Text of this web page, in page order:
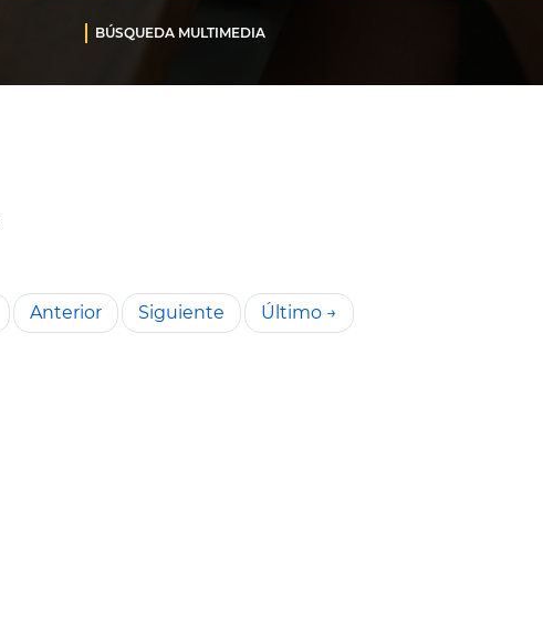
BÚSQUEDA MULTIMEDIA
Anterior Siguiente Último →